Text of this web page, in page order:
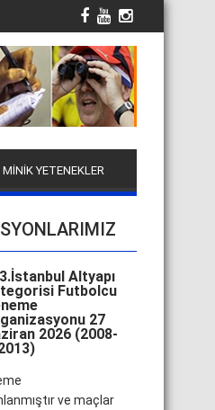
MİNİK YETENEKLER
Altyapı
Futbolcu
27
2026 (2008-
ve maçlar